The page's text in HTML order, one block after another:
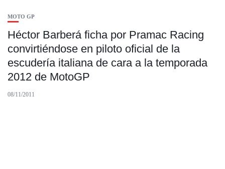
MOTO GP
Héctor Barberá ficha por Pramac Racing
convirtiéndose en piloto oficial de la
escudería italiana de cara a la temporada
2012 de MotoGP
08/11/2011